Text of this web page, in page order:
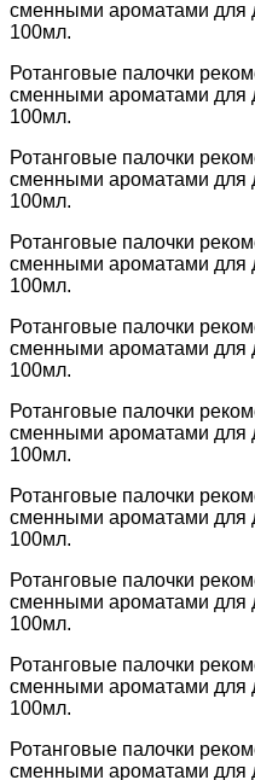
сменными ароматами для
100мл.
Ротанговые палочки
сменными ароматами для
100мл.
Ротанговые палочки
сменными ароматами для
100мл.
Ротанговые палочки
сменными ароматами для
100мл.
Ротанговые палочки
сменными ароматами для
100мл.
Ротанговые палочки
сменными ароматами для
100мл.
Ротанговые палочки
сменными ароматами для
100мл.
Ротанговые палочки
сменными ароматами для
100мл.
Ротанговые палочки
сменными ароматами для
100мл.
Ротанговые палочки
сменными ароматами для